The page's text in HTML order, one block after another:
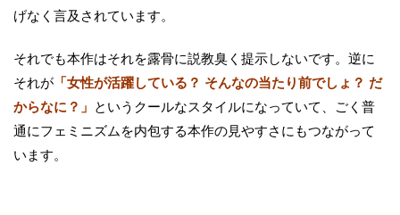
げなく言及されています。
それでも本作はそれを露骨に説教臭く提示しないです。逆に
それが 「女性が活躍している？ そんなの当たり前でしょ？ だ
からなに？」 というクールなスタイルになっていて、ごく普
通にフェミニズムを内包する本作の見やすさにもつながって
います。